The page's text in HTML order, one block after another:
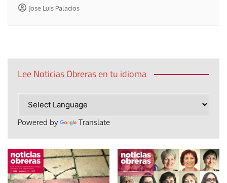
Jose Luis Palacios
Lee Noticias Obreras en tu idioma
Powered by Translate